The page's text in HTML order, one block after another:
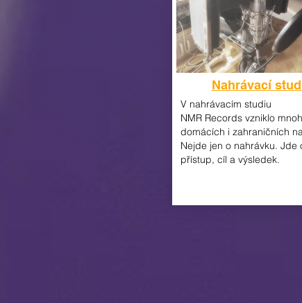
Nahrávací
V nahrávacím studiu
NMR Records vzniklo
domácích i zahraničních
Nejde jen o nahrávku. Jde
přístup, cíl a výsledek.